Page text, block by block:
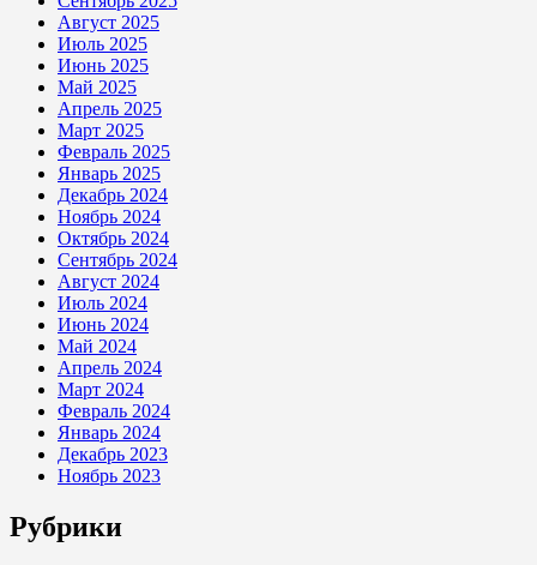
Август 2025
Июль 2025
Июнь 2025
Май 2025
Апрель 2025
Март 2025
Февраль 2025
Январь 2025
Декабрь 2024
Ноябрь 2024
Октябрь 2024
Сентябрь 2024
Август 2024
Июль 2024
Июнь 2024
Май 2024
Апрель 2024
Март 2024
Февраль 2024
Январь 2024
Декабрь 2023
Ноябрь 2023
Рубрики